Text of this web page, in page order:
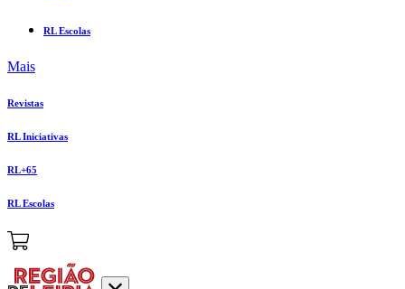
RL Escolas
Mais
Revistas
RL Iniciativas
RL+65
RL Escolas